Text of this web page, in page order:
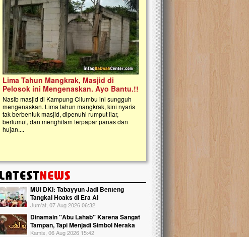
Palestina Masih Berduka, Ayo Ulurkan
Tangan Bantu Mereka
Sahabat, Ulurtangan mari kirimkan dukungan
terbaikmu untuk warga Palestina di Gaza demi
menguatkan mereka menghadapi situasi
mencekam ini. Mari dukung mereka dengan
berdonasi dengan cara:...
Open Donasi Wakaf
Rumah Qur'an & TK Islam
Najjah di Jonggol
Saat ini, Ulurtangan bersama Yayasan
Najjahtul Islam Jonggol sedang merintis
pembangunan Rumah Qur’an dan
kanak Islam Terpadu (TKIT) An Najjah
Gedung Majelis Taklim di Jonggol,...
MUI DKI: Tabayyun Jadi Benteng
Tangkal Hoaks di Era AI
Jum'at, 07 Aug 2026 06:32
Dinamain ''Abu Lahab'' Karena Sangat
Tampan, Tapi Menjadi Simbol Neraka
Kamis, 06 Aug 2026 15:42